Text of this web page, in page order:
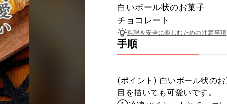
白いボール状のお菓子
チョコレート
料理を安全に楽しむための注意事項
手順
(ポイント) 白いボール状の
目を描いても可愛いです。